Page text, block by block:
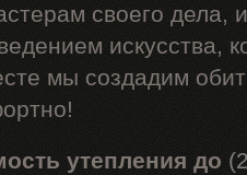
своего дела,
искусства,
мы создадим
утепления до